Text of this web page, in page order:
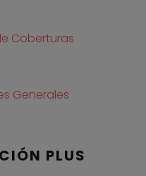
Coberturas
Generales
PLUS